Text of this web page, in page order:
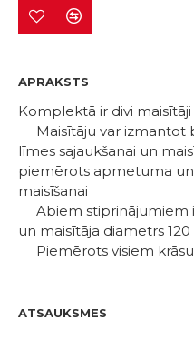
APRAKSTS
Komplektā ir divi maisītāji
Maisītāju var izmantot
līmes sajaukšanai un
piemērots apmetuma un
maisīšanai
Abiem stiprinājumiem
un maisītāja diametrs
Piemērots visiem
ATSAUKSMES